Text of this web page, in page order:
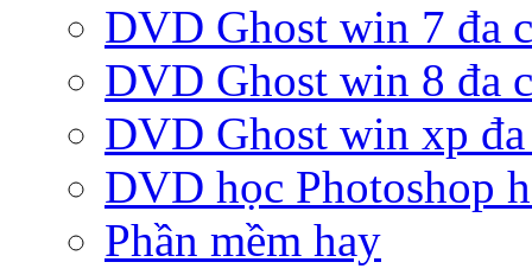
DVD Ghost win 7 đa
DVD Ghost win 8 đa
DVD Ghost win xp
DVD học Photoshop
Phần mềm hay